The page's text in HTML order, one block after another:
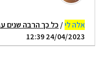
אלה לי/ כל כך הרבה שנים
24/04/2023 12:39